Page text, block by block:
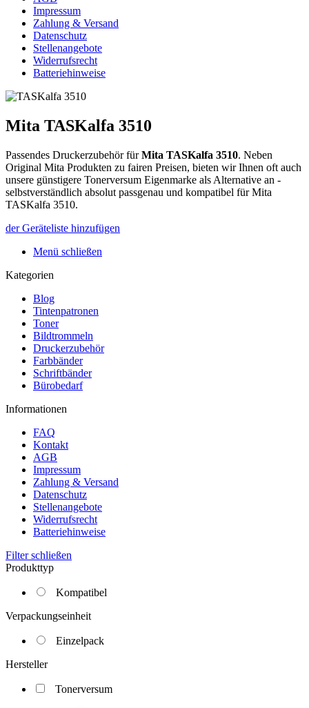
Impressum
Zahlung & Versand
Datenschutz
Stellenangebote
Widerrufsrecht
Batteriehinweise
Mita TASKalfa 3510
Passendes Druckerzubehör fürMita TASKalfa 3510. Neben
Original Mita Produkten zu fairen Preisen, bieten wir Ihnen oft auch
unsere günstigere Tonerversum Eigenmarke als Alternative an -
selbstverständlich absolut passgenau und kompatibel für Mita
TASKalfa 3510.
der Geräteliste hinzufügen
Menü schließen
Kategorien
Blog
Tintenpatronen
Toner
Bildtrommeln
Druckerzubehör
Farbbänder
Schriftbänder
Bürobedarf
Informationen
FAQ
Kontakt
AGB
Impressum
Zahlung & Versand
Datenschutz
Stellenangebote
Widerrufsrecht
Batteriehinweise
Filter schließen
Produkttyp
Kompatibel
Verpackungseinheit
Einzelpack
Hersteller
Tonerversum